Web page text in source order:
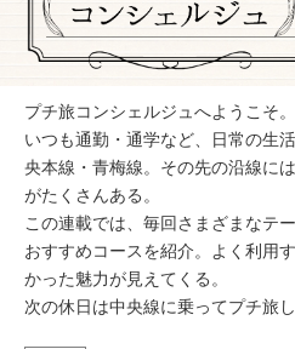
おでかけ
中央線カルチャー
特集
連載
中央線フェス
プチ旅コンシェルジュへようこそ。
いつも通勤・通学など、日常の生
央本線・青梅線。その先の沿線に
がたくさんある。
この連載では、毎回さまざまなテ
おすすめコースを紹介。よく利用
かった魅力が見えてくる。
次の休日は中央線に乗ってプチ旅し